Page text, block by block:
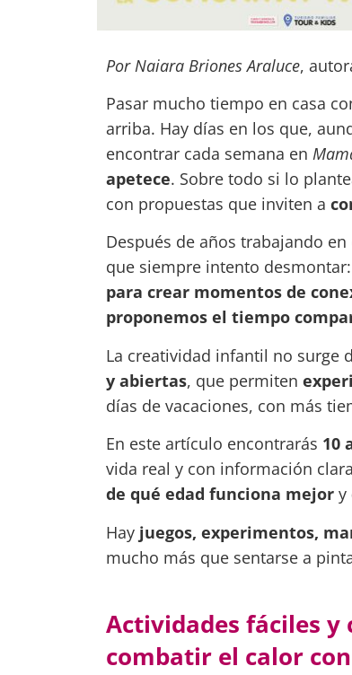
Por Naiara Briones Araluce,
Pasar mucho tiempo en casa
arriba. Hay días en los que,
encontrar cada semana en
apetece. Sobre todo si lo
con propuestas que inviten a
Después de años trabajando
que siempre intento desmontar:
para crear momentos de
proponemos el tiempo
La creatividad infantil no surge
y abiertas, que permiten
días de vacaciones, con más
En este artículo encontrarás 10
vida real y con información
de qué edad funciona mejory
Hay juegos, experimentos,
mucho más que sentarse a
Actividades fáciles y
combatir el calor